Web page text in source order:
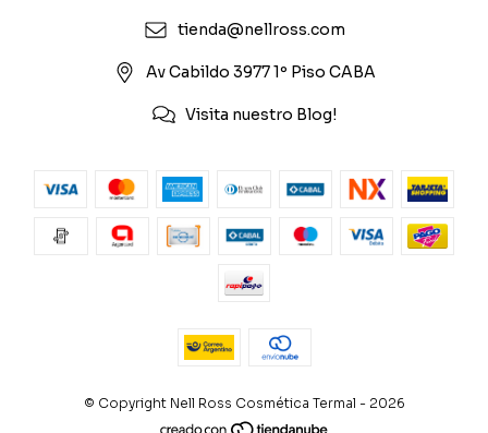
tienda@nellross.com
Av Cabildo 3977 1º Piso CABA
Visita nuestro Blog!
© Copyright Nell Ross Cosmética Termal - 2026